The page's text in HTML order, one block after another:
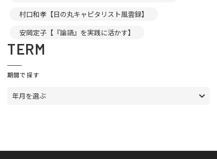
村口和孝【日の丸キャピタリスト風雲録】
安岡定子【『論語』を実践に活かす】
TERM
期間で探す
年月を選ぶ